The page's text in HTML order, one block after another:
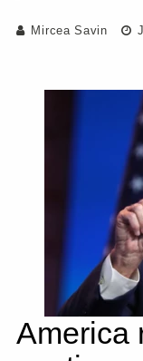
Mircea Savin
America